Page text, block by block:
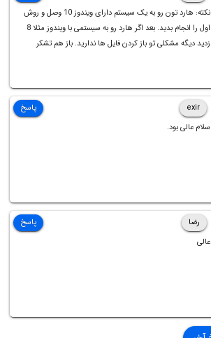
نکته: هارد تون رو به یک سیستم دارای ویندوز 10 وصل و روش
اول را انجام بدید. بعد اگر هارد رو به سیستمی با ویندوز مثلا 8
زدید دیگه مشکلی تو باز کردن فایل ها ندارید. باز هم تشکر
exir
سلام عالی بود.
پاسخ
رضا
عالی
پاسخ